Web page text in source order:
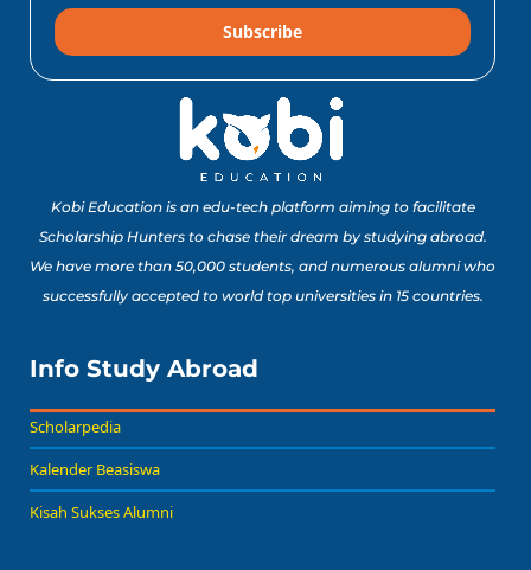
10 Lomba Jurusan
Matematika untuk
Portofolio Anak SMA
Buat Study Abroad Yang
8 Lomba Jurusan
Psikologi untuk
Buat Persiapan Study
Baca Sekarang!
Subscribe
Kobi Education is an edu-tech platform aiming to facilitate
Scholarship Hunters to chase their dream by studying abroad.
We have more than 50,000 students, and numerous alumni who
successfully accepted to world top universities in 15 countries.
Info Study Abroad
Scholarpedia
Kalender Beasiswa
Kisah Sukses Alumni